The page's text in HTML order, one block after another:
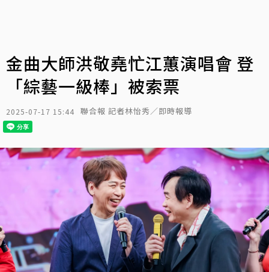
金曲大師洪敬堯忙江蕙演唱會 登
「綜藝一級棒」被索票
2025-07-17 15:44 聯合報 記者林怡秀／即時報導